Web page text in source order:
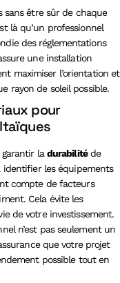
sans être sûr de chaque
là qu’un professionnel
des réglementations
une installation
maximiser l’orientation et
rayon de soleil possible.
pour
la durabilitéde
identifier les équipements
compte de facteurs
Cela évite les
de votre investissement.
n’est pas seulement un
que votre projet
possible tout en